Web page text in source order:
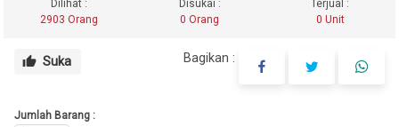
Dilihat :
2903 Orang
Disukai :
0 Orang
Terjual :
0 Unit
thumb_up Suka Bagikan :
Jumlah Barang :